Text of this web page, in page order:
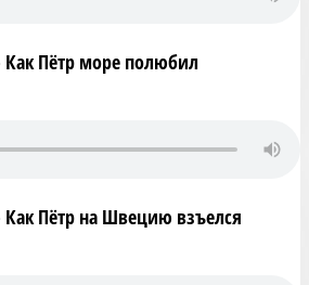
Как Пётр море полюбил
Как Пётр на Швецию взъелся